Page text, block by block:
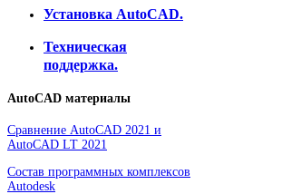
Установка AutoCAD.
Техническая
поддержка.
AutoCAD материалы
Сравнение AutoCAD 2021 и
AutoCAD LT 2021
Состав программных комплексов
Autodesk